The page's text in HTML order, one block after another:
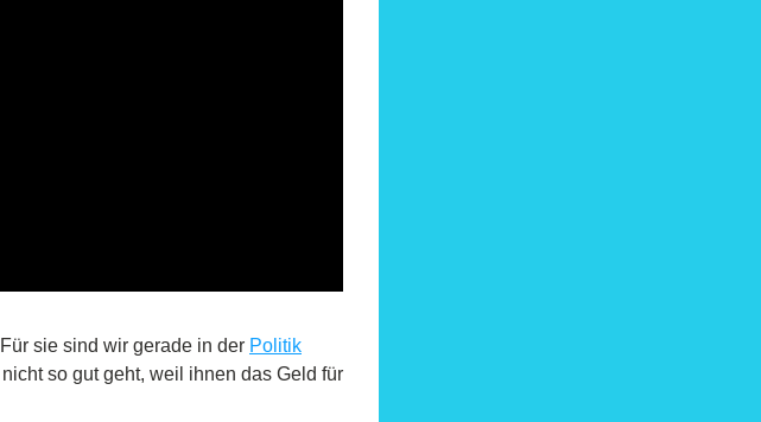
sie sind wir gerade in der Politik
so gut geht, weil ihnen das Geld für